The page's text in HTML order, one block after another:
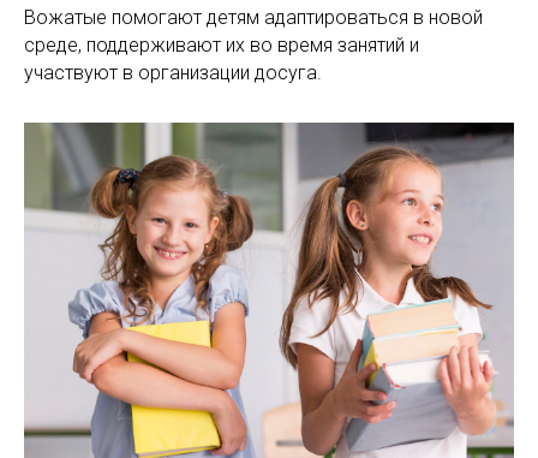
Вожатые помогают детям адаптироваться в новой
среде, поддерживают их во время занятий и
участвуют в организации досуга.